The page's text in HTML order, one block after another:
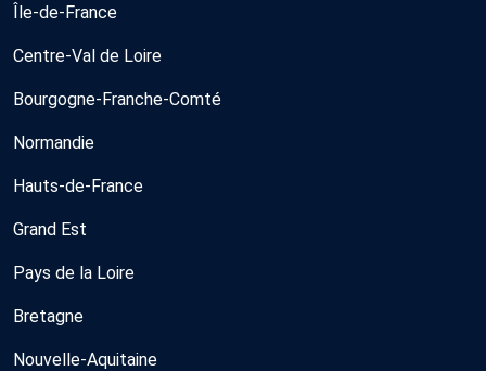
Île-de-France
Centre-Val de Loire
Bourgogne-Franche-Comté
Normandie
Hauts-de-France
Grand Est
Pays de la Loire
Bretagne
Nouvelle-Aquitaine